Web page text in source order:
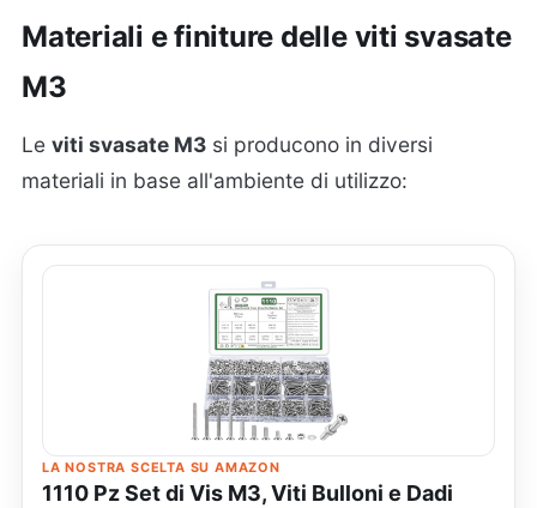
Materiali e finiture delle viti svasate
M3
Le viti svasate M3 si producono in diversi
materiali in base all'ambiente di utilizzo:
LA NOSTRA SCELTA SU AMAZON
1110 Pz Set di Vis M3, Viti Bulloni e Dadi